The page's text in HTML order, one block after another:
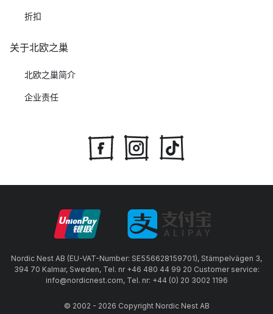
折扣
关于北欧之巢
北欧之巢简介
企业责任
Nordic Nest AB (EU-VAT-Number: SE556628159701), Stämpelvägen 3,
394 70 Kalmar, Sweden, Tel. nr +46 480 44 99 20 Customer service:
info@nordicnest.com, Tel. nr: +44 (0) 20 3002 1196
© 2002 - 2026 Copyright Nordic Nest AB